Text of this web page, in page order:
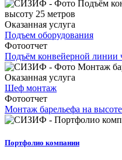
Оказанная услуга
Подъем оборудования
Фотоотчет
Подъём конвейерной линии
Оказанная услуга
Шеф монтаж
Фотоотчет
Монтаж барельефа на высоте
Портфолио компании